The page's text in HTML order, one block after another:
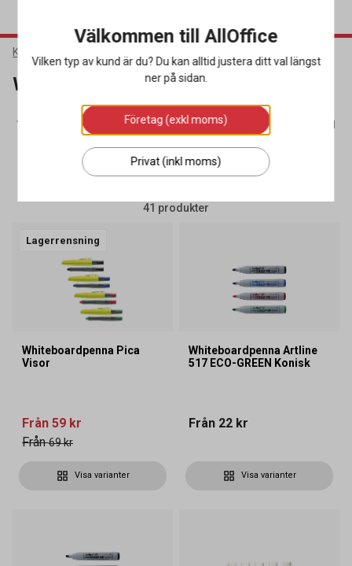
Kontorsmaterial
Whiteboardpennor
(24) Whiteboardpennor(41)
SORTERA FILTRERA
41 produkter
Lagerrensning
Whiteboardpenna Pica
Visor
Från 59 kr
Från 69 kr
Visa varianter
Whiteboardpenna Artline
517 ECO-GREEN Konisk
Från 22 kr
Visa varianter
Välkommen till AllOffice
Vilken typ av kund är du? Du kan alltid justera ditt val längst
ner på sidan.
Företag (exkl moms)
Privat (inkl moms)